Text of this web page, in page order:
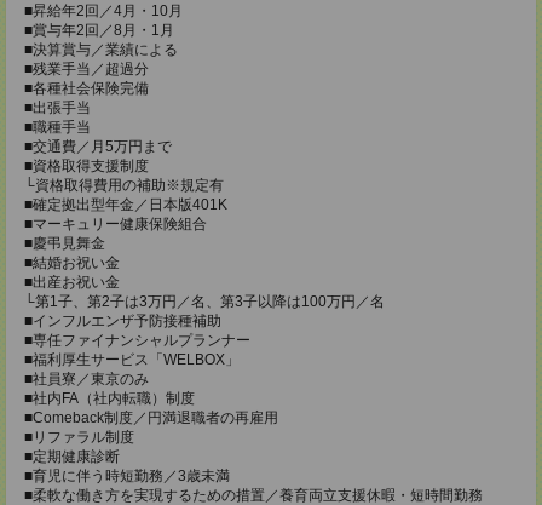
■昇給年2回／4月・10月
■賞与年2回／8月・1月
■決算賞与／業績による
■残業手当／超過分
■各種社会保険完備
■出張手当
■職種手当
■交通費／月5万円まで
■資格取得支援制度
└資格取得費用の補助※規定有
■確定拠出型年金／日本版401K
■マーキュリー健康保険組合
■慶弔見舞金
■結婚お祝い金
■出産お祝い金
└第1子、第2子は3万円／名、第3子以降は100万円／名
■インフルエンザ予防接種補助
■専任ファイナンシャルプランナー
■福利厚生サービス「WELBOX」
■社員寮／東京のみ
■社内FA（社内転職）制度
■Comeback制度／円満退職者の再雇用
■リファラル制度
■定期健康診断
■育児に伴う時短勤務／3歳未満
■柔軟な働き方を実現するための措置／養育両立支援休暇・短時間勤務